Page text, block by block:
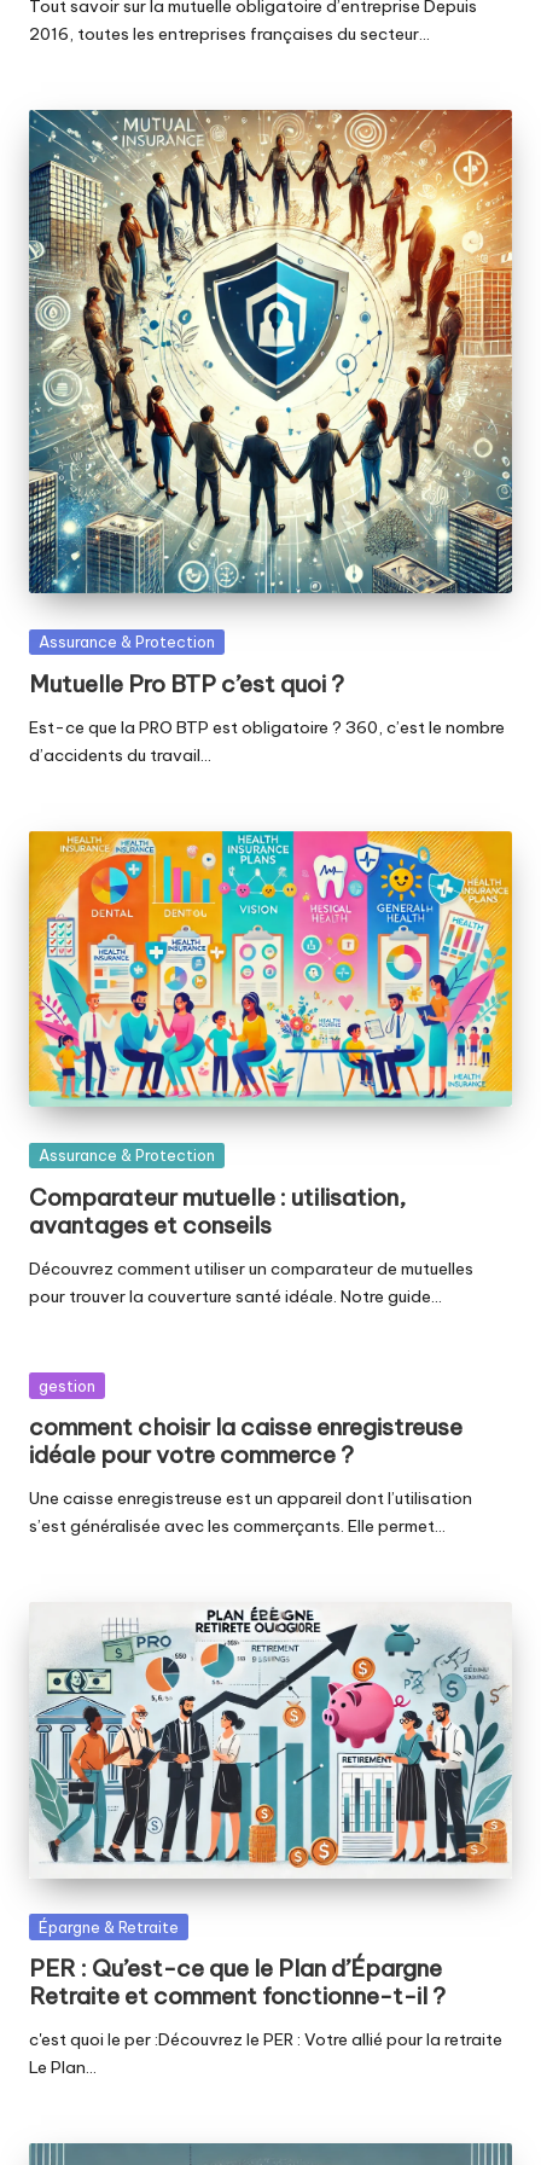
Tout savoir sur la mutuelle obligatoire d’entreprise Depuis
2016, toutes les entreprises françaises du secteur…
Posted
Assurance & Protection
Mutuelle Pro BTP c’est quoi ?
Est-ce que la PRO BTP est obligatoire ? 360, c’est le nombre
d’accidents du travail…
Posted
Assurance & Protection
Comparateur mutuelle : utilisation,
avantages et conseils
Découvrez comment utiliser un comparateur de mutuelles
pour trouver la couverture santé idéale. Notre guide…
Posted
gestion
comment choisir la caisse enregistreuse
idéale pour votre commerce ?
Une caisse enregistreuse est un appareil dont l’utilisation
s’est généralisée avec les commerçants. Elle permet…
Posted
Épargne & Retraite
PER : Qu’est-ce que le Plan d’Épargne
Retraite et comment fonctionne-t-il ?
c'est quoi le per :Découvrez le PER : Votre allié pour la retraite
Le Plan…